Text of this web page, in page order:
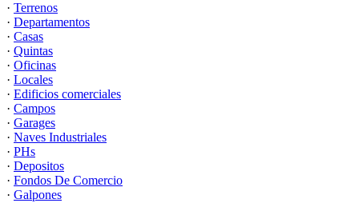
· Terrenos
· Departamentos
· Casas
· Quintas
· Oficinas
· Locales
· Edificios comerciales
· Campos
· Garages
· Naves Industriales
· PHs
· Depositos
· Fondos De Comercio
· Galpones